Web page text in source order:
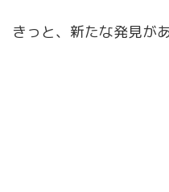
きっと、新たな発見が